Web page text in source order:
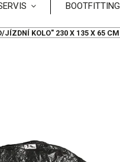
BOOTFITTING
JÍZDNÍ KOLO" 230 X 135 X 65 CM